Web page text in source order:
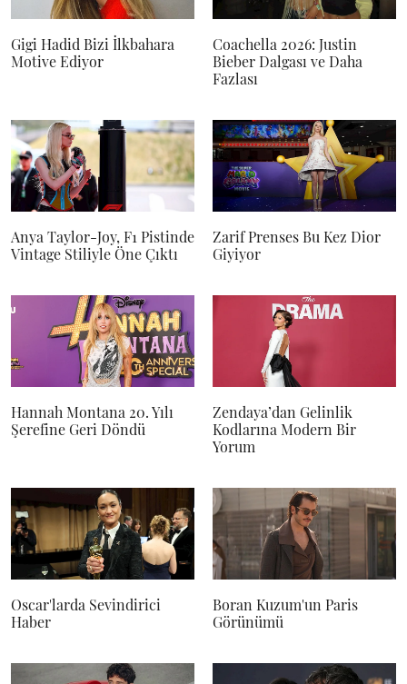
Gigi Hadid Bizi İlkbahara
Motive Ediyor
Coachella 2026: Justin
Bieber Dalgası ve Daha
Fazlası
Anya Taylor-Joy, F1 Pistinde
Vintage Stiliyle Öne Çıktı
Zarif Prenses Bu Kez Dior
Giyiyor
Hannah Montana 20. Yılı
Şerefine Geri Döndü
Zendaya’dan Gelinlik
Kodlarına Modern Bir
Yorum
Oscar'larda Sevindirici
Haber
Boran Kuzum'un Paris
Görünümü